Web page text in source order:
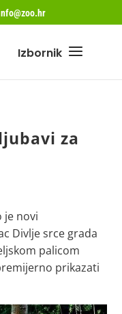
za
je novi
Divlje srce grada
palicom
prikazati